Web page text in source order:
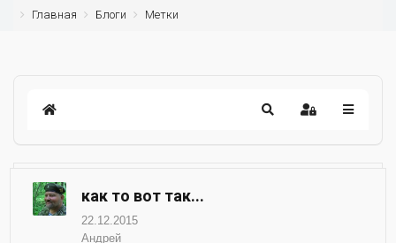
Главная Блоги Метки
как то вот так...
22.12.2015
Андрей